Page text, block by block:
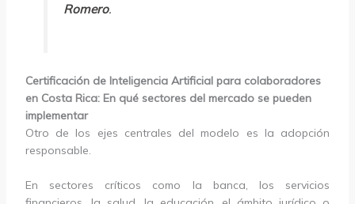
Romero.
Certificación de Inteligencia Artificial para colaboradores
en Costa Rica: En qué sectores del mercado se pueden
implementar
Otro de los ejes centrales del modelo es la adopción
responsable.
En sectores críticos como la banca, los servicios